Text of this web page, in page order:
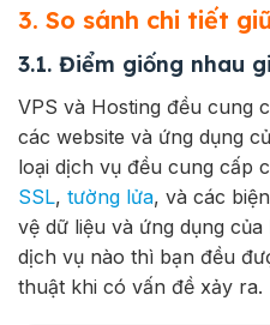
3. So sánh chi tiết
3.1. Điểm giống nhau
VPS và Hosting đều cung
các website và ứng dụng
loại dịch vụ đều cung cấp
SSL, tường lửa, và các
vệ dữ liệu và ứng dụng
dịch vụ nào thì bạn đều
thuật khi có vấn đề xảy ra.